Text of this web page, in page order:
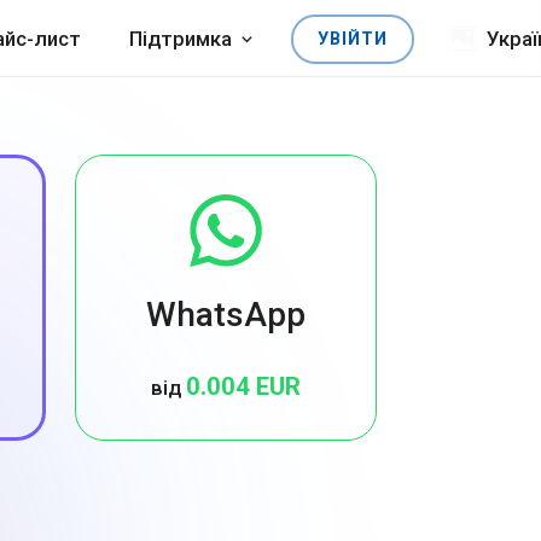
лист Підтримка УВІЙТИ
WhatsApp
від 0.004 EUR